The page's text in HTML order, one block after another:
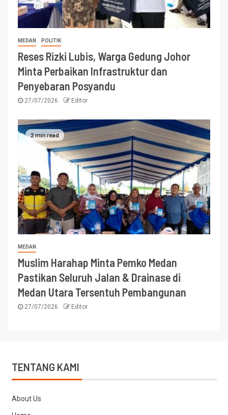
MEDAN POLITIK
Reses Rizki Lubis, Warga Gedung Johor
Minta Perbaikan Infrastruktur dan
Penyebaran Posyandu
27/07/2026 Editor
2 min read
MEDAN
Muslim Harahap Minta Pemko Medan
Pastikan Seluruh Jalan & Drainase di
Medan Utara Tersentuh Pembangunan
27/07/2026 Editor
TENTANG KAMI
About Us